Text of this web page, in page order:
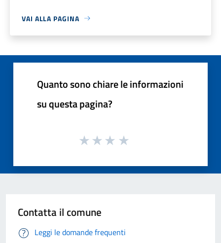
VAI ALLA PAGINA
Quanto sono chiare le informazioni
su questa pagina?
Contatta il comune
Leggi le domande frequenti